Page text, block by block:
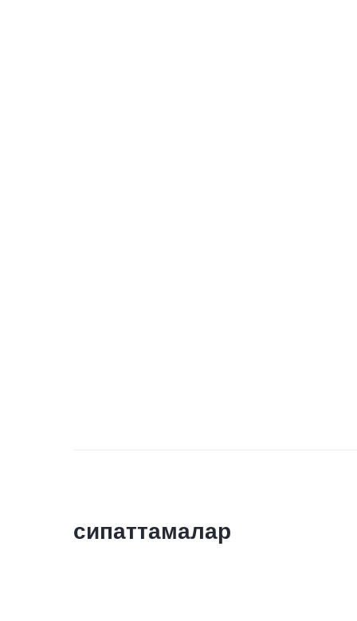
сипаттамалар